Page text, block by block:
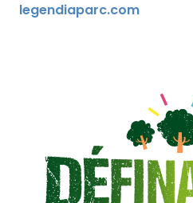
legendiaparc.com